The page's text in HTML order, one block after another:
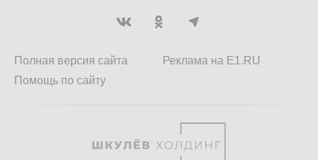
Полная версия сайта
Помощь по сайту
Реклама на E1.RU